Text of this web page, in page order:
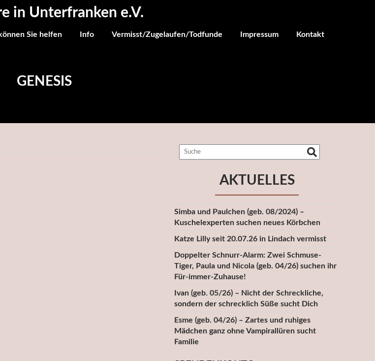
in Unterfranken e.V.
Sie helfen Info Vermisst/Zugelaufen/Todfunde Impressum Kontakt
GENESIS
AKTUELLES
Simba und Paulchen (geb. 08/2024) –
Kuschelexperten suchen neues Körbchen
Katze Lilly seit 20.07.26 in Lindach vermisst
Doppelter Schnurr-Alarm: Zwei Schmuse-
Tiger, Paula und Nicola (geb. 04/26) suchen ihr
Für-immer-Zuhause!
Ivan (geb. 05/26) – Nicht der Schreckliche,
sondern der schrecklich Süße sucht Dich
Esme (geb. 04/26) – Zartes und ruhiges
Mädchen ganz ohne Vampirallüren sucht
Familie